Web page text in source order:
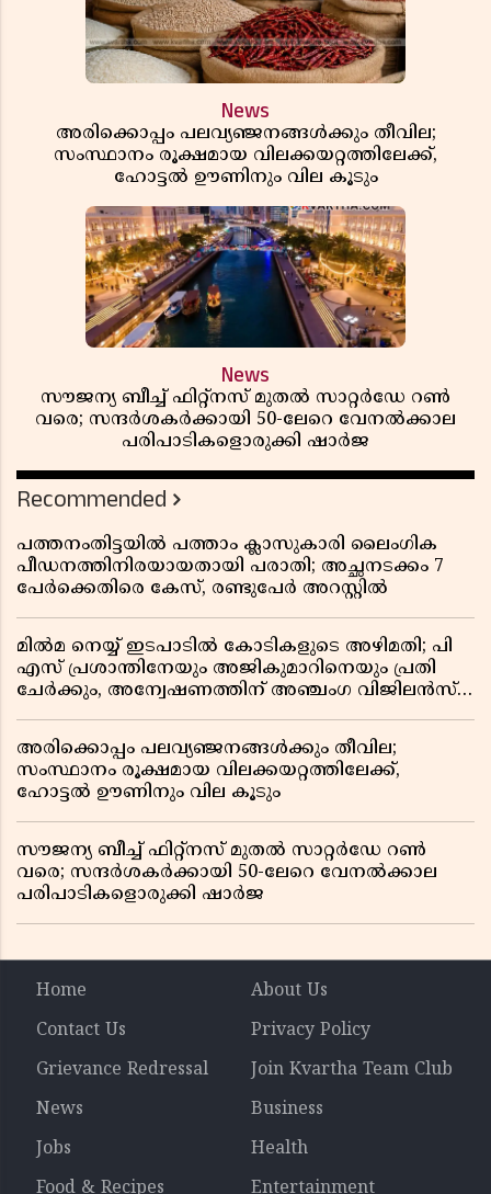
News
അരിക്കൊപ്പം പലവ്യഞ്ജനങ്ങൾക്കും തീവില;
സംസ്ഥാനം രൂക്ഷമായ വിലക്കയറ്റത്തിലേക്ക്,
ഹോട്ടൽ ഊണിനും വില കൂടും
News
സൗജന്യ ബീച്ച് ഫിറ്റ്നസ് മുതൽ സാറ്റർഡേ റൺ
വരെ; സന്ദർശകർക്കായി 50-ലേറെ വേനൽക്കാല
പരിപാടികളൊരുക്കി ഷാർജ
Recommended
പത്തനംതിട്ടയിൽ പത്താം ക്ലാസുകാരി ലൈംഗിക
പീഡനത്തിനിരയായതായി പരാതി; അച്ഛനടക്കം 7
പേർക്കെതിരെ കേസ്, രണ്ടുപേർ അറസ്റ്റിൽ
മിൽമ നെയ്യ് ഇടപാടിൽ കോടികളുടെ അഴിമതി; പി
എസ് പ്രശാന്തിനേയും അജികുമാറിനെയും പ്രതി
ചേർക്കും, അന്വേഷണത്തിന് അഞ്ചംഗ വിജിലൻസ്
അരിക്കൊപ്പം പലവ്യഞ്ജനങ്ങൾക്കും തീവില;
സംസ്ഥാനം രൂക്ഷമായ വിലക്കയറ്റത്തിലേക്ക്,
ഹോട്ടൽ ഊണിനും വില കൂടും
സൗജന്യ ബീച്ച് ഫിറ്റ്നസ് മുതൽ സാറ്റർഡേ റൺ
വരെ; സന്ദർശകർക്കായി 50-ലേറെ വേനൽക്കാല
പരിപാടികളൊരുക്കി ഷാർജ
Home
About Us
Contact Us
Privacy Policy
Grievance Redressal
Join Kvartha Team Club
News
Business
Jobs
Health
Food & Recipes
Entertainment